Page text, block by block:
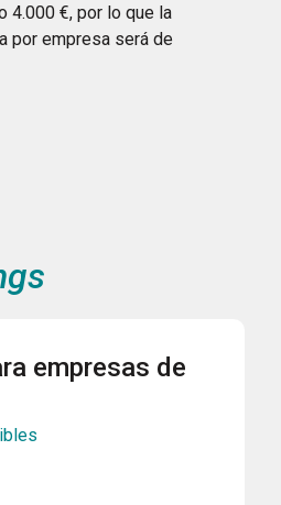
4.000 €, por lo que la
por empresa será de
empresas de